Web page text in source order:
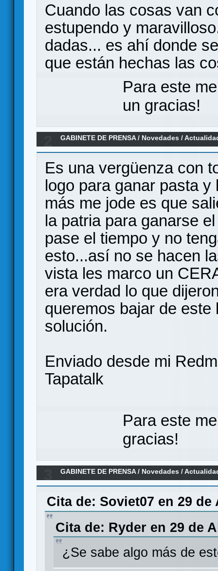
Cuando las cosas van
estupendo y
dadas... es ahí donde
que están hechas las
Para este
un gracias!
GABINETE DE PRENSA/ Novedades /
Es una vergüenza con
logo para ganar pasta
más me jode es que
la patria para ganarse
pase el tiempo y no
esto...así no se hacen
vista les marco un
era verdad lo que
queremos bajar de
solución.
Enviado desde mi
Tapatalk
Para este
gracias!
GABINETE DE PRENSA/ Novedades /
Edition en KS para Mayo
Cita de: Soviet07 en 29 de
Cita de: Ryder en 29 de
¿Se sabe algo más de